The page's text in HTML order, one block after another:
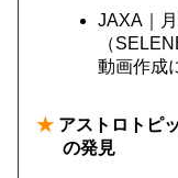
JAXA｜
（
動画作成
★ アストロトピ
の発見